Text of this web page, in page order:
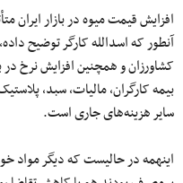
افزایش قیمت میوه در بازار ایران
آنطور که اسدالله کارگر توضیح
کشاورزان و همچنین افزایش نرخ
بیمه کارگران، مالیات، سبد،
سایر هزینه‌های جاری است.
اینهمه در حالیست که دیگر مواد